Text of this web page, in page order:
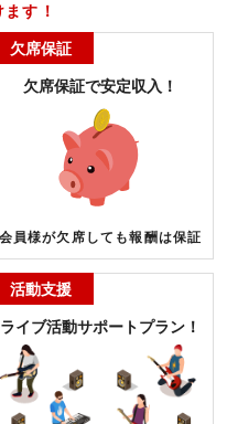
す！
欠席保証
欠席保証で安定収入！
会員様が欠席しても報酬は保証
活動支援
ライブ活動サポートプラン！